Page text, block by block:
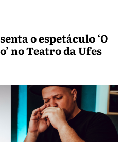
o espetáculo ‘O
no Teatro da Ufes